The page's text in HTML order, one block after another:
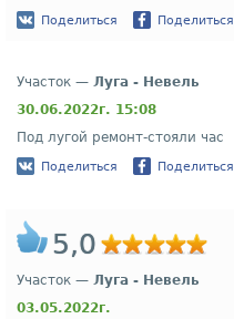
Поделиться Поделиться
Участок — Луга - Невель
30.06.2022г. 15:08
Под лугой ремонт-стояли час
Поделиться Поделиться
5,0
Участок — Луга - Невель
03.05.2022г.